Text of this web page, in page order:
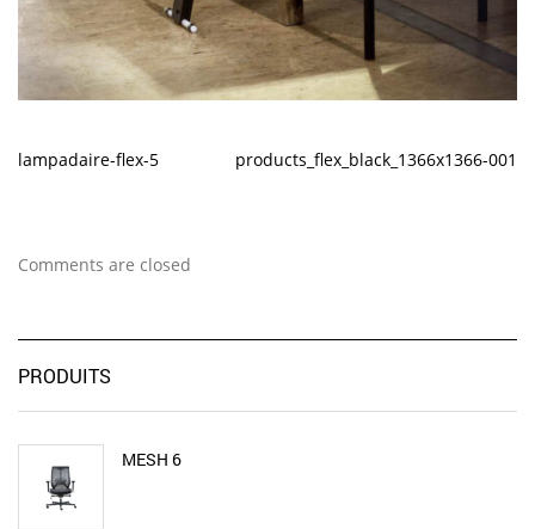
lampadaire-flex-5 products_flex_black_1366x1366-001
Comments are closed
PRODUITS
MESH 6